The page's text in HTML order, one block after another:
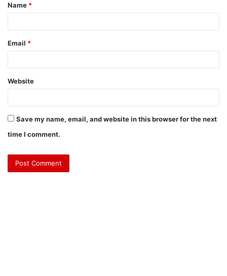
Name *
Email *
Website
Save my name, email, and website in this browser for the next
time I comment.